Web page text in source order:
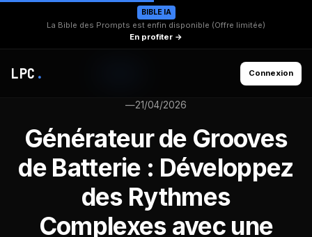
BIBLE IA
La Bible des Prompts est enfin disponible (Offre limitée)
En profiter →
LPC . Connexion
—21/04/2026
Générateur de Grooves
de Batterie : Développez
des Rythmes
Complexes avec une